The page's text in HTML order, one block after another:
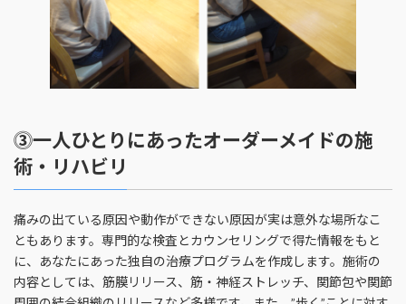
⓷一人ひとりにあったオーダーメイドの施
術・リハビリ
痛みの出ている原因や動作ができない原因が実は意外な場所なこ
ともあります。専門的な検査とカウンセリングで得た情報をもと
に、あなたにあった独自の治療プログラムを作成します。施術の
内容としては、筋膜リリース、筋・神経ストレッチ、関節包や関節